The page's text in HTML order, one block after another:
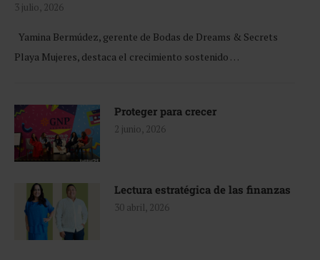
3 julio, 2026
Yamina Bermúdez, gerente de Bodas de Dreams & Secrets
Playa Mujeres, destaca el crecimiento sostenido …
Proteger para crecer
2 junio, 2026
Lectura estratégica de las finanzas
30 abril, 2026